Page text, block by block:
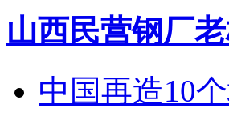
山西民营钢厂
中国再造10